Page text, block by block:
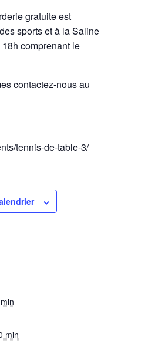
gratuite est
sports et à la Saline
comprenant le
contactez-nous au
tennis-de-table-3/
min